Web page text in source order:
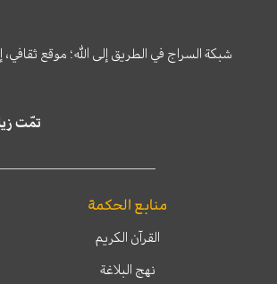
شبكة السراج في الطريق إلى الله؛ موقع
تمّت زيارة موقع سراج ٤,٨٠٠,٠٠٠ مرة
منابع الحكمة
القرآن الكريم
نهج البلاغة